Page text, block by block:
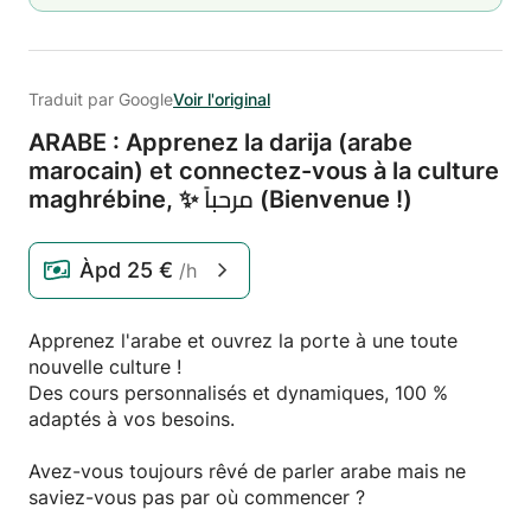
Traduit par GoogleVoir l'original
ARABE : Apprenez la darija (arabe
marocain) et connectez-vous à la culture
maghrébine,
✨ مرحباً (Bienvenue !)
Àpd 25 € /h
Apprenez l'arabe et ouvrez la porte à une toute
nouvelle culture !
Des cours personnalisés et dynamiques, 100 %
adaptés à vos besoins.
Avez-vous toujours rêvé de parler arabe mais ne
saviez-vous pas par où commencer ?